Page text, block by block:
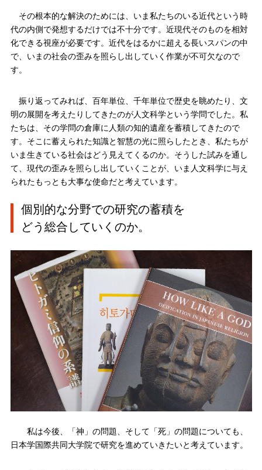
その根本的な解決のためには、いま私たちのいる近代という時
代の内側で発想するだけでは不十分です。近現代そのものを相対
化できる視座が必要です。近代をはるかに超える長いスパンの中
で、いまの社会の歪みを照らし出していく作業が不可欠なので
す。
振り返ってみれば、百年単位、千年単位で歴史を眺めたり、文
明の展開を考えたりしてきたのが人文科学という学問でした。私
たちは、その学問の倉庫に人類の知的遺産を蓄積してきたので
す。そこに蓄えられた知識と智慧の光に照らしたとき、私たちが
いま生きている社会はどう見えてくるのか。そうした試みを通し
て、現代の歪みを照らし出していくことが、いま人文科学に与え
られたもっとも大事な使命だと考えています。
個別的な分野での研究の蓄積を
どう総合していくのか。
私は今後、「神」の問題、そして「死」の問題についても、
日本学国際共同大学院で研究を進めていきたいと考えています。